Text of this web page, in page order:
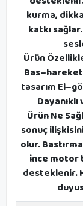
kurma,
katkı
Ürün
tasarım
Ürün Ne
sonuç
olur.
ince motor
desteklenir.